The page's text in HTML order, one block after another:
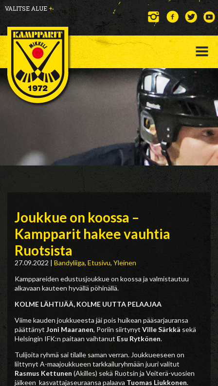
VALITSE ALUE +
Joukkue on koossa –
Kampparit hakee vauhtia
Ruotsista
27.09.2022 | Bandyliiga, Etusivu, Yleinen
Kamppareiden edustusjoukkue on koossa ja valmistautuu
alkavaan kauteen hyvällä pöhinällä.
KOLME LÄHTIJÄÄ, KOLME UUTTA PELAAJAA
Viime kauden joukkueesta jäi pois huikean pääsarjauransa
päättänyt Joni Maaranen, Poriin siirtynyt Ville Särkkä sekä
Helsingin IFK:n paitaan vaihtanut Esu Rytkönen.
Tulijoita ryhmä sai tilalle saman verran. Joukkueeseen on
liittynyt A-maajoukkueen tarkkailuryhmään juuri valitut
Rasmus Kettunen (Akilles) sekä Ruotsin ja Veiterä-vuosien
jälkeen kasvattajaseuraansa palaava Tuomas Liukkonen.